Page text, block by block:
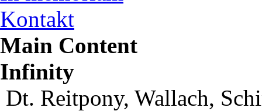
Kontakt
Main Content
Infinity
Dt. Reitpony, Wallach,